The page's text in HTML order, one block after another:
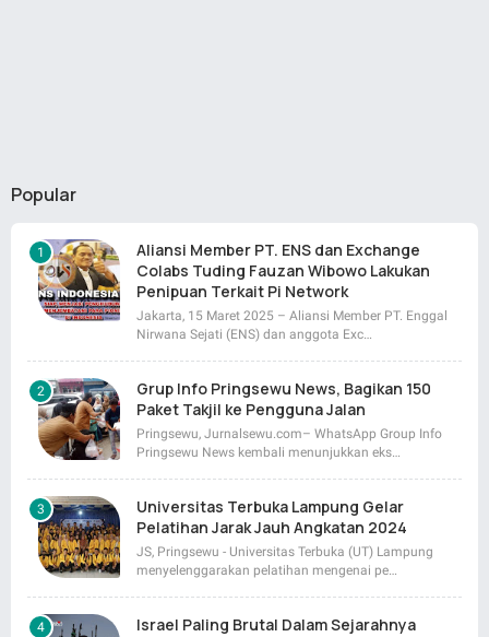
Popular
Aliansi Member PT. ENS dan Exchange
Colabs Tuding Fauzan Wibowo Lakukan
Penipuan Terkait Pi Network
Jakarta, 15 Maret 2025 – Aliansi Member PT. Enggal
Nirwana Sejati (ENS) dan anggota Exc…
Grup Info Pringsewu News, Bagikan 150
Paket Takjil ke Pengguna Jalan
Pringsewu, Jurnalsewu.com– WhatsApp Group Info
Pringsewu News kembali menunjukkan eks…
Universitas Terbuka Lampung Gelar
Pelatihan Jarak Jauh Angkatan 2024
JS, Pringsewu - Universitas Terbuka (UT) Lampung
menyelenggarakan pelatihan mengenai pe…
Israel Paling Brutal Dalam Sejarahnya